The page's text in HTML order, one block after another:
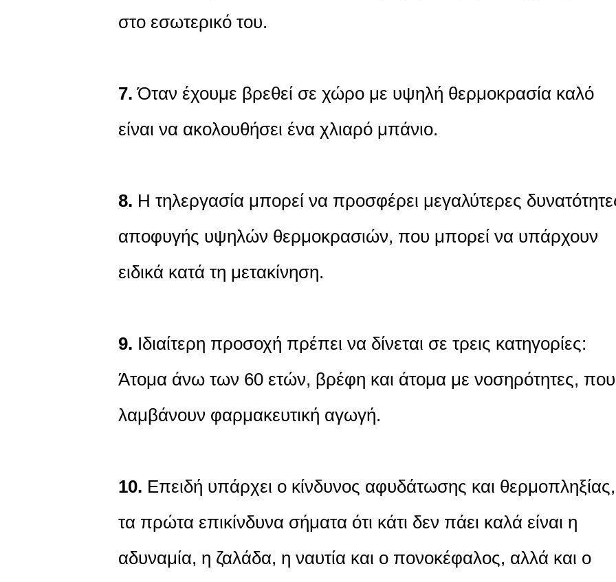
στο εσωτερικό του.
7. Όταν έχουμε βρεθεί σε χώρο με υψηλή θερμοκρασία καλό
είναι να ακολουθήσει ένα χλιαρό μπάνιο.
8. Η τηλεργασία μπορεί να προσφέρει μεγαλύτερες
αποφυγής υψηλών θερμοκρασιών, που μπορεί να υπάρχουν
ειδικά κατά τη μετακίνηση.
9. Ιδιαίτερη προσοχή πρέπει να δίνεται σε τρεις κατηγορίες:
Άτομα άνω των 60 ετών, βρέφη και άτομα με νοσηρότητες, που
λαμβάνουν φαρμακευτική αγωγή.
10. Επειδή υπάρχει ο κίνδυνος αφυδάτωσης και θερμοπληξίας,
τα πρώτα επικίνδυνα σήματα ότι κάτι δεν πάει καλά είναι η
αδυναμία, η ζαλάδα, η ναυτία και ο πονοκέφαλος, αλλά και ο